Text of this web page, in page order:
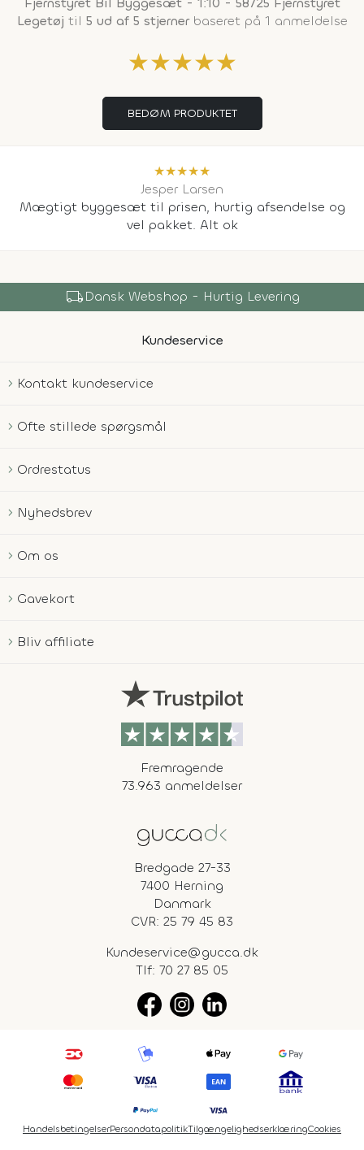
Legetøj til 5 ud af 5 stjernerbaseret på 1 anmeldelse
★★★★★
BEDØM PRODUKTET
★★★★★
Jesper Larsen
Mægtigt byggesæt til prisen, hurtig afsendelse og
vel pakket. Alt ok
local_shippingDansk Webshop - Hurtig Levering
Kundeservice
Kontakt kundeservice
Ofte stillede spørgsmål
Ordrestatus
Nyhedsbrev
Om os
Gavekort
Bliv affiliate
Fremragende
73.963 anmeldelser
Bredgade 27-33
7400 Herning
Danmark
CVR: 25 79 45 83
Kundeservice@gucca.dk
Tlf: 70 27 85 05
HandelsbetingelserPersondatapolitikTilgængelighedserklæringCookies